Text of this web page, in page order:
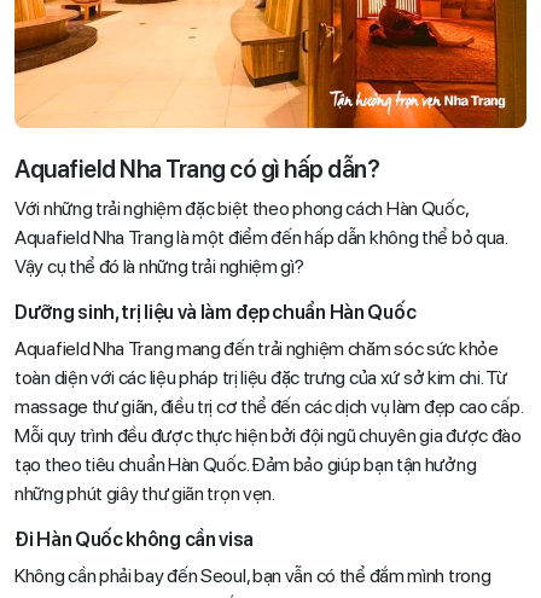
Aquafield Nha Trang có gì hấp dẫn?
Với những trải nghiệm đặc biệt theo phong cách Hàn Quốc,
Aquafield Nha Trang là một điểm đến hấp dẫn không thể bỏ qua.
Vậy cụ thể đó là những trải nghiệm gì?
Dưỡng sinh, trị liệu và làm đẹp chuẩn Hàn Quốc
Aquafield Nha Trang mang đến trải nghiệm chăm sóc sức khỏe
toàn diện với các liệu pháp trị liệu đặc trưng của xứ sở kim chi. Từ
massage thư giãn, điều trị cơ thể đến các dịch vụ làm đẹp cao cấp.
Mỗi quy trình đều được thực hiện bởi đội ngũ chuyên gia được đào
tạo theo tiêu chuẩn Hàn Quốc. Đảm bảo giúp bạn tận hưởng
những phút giây thư giãn trọn vẹn.
Đi Hàn Quốc không cần visa
Không cần phải bay đến Seoul, bạn vẫn có thể đắm mình trong